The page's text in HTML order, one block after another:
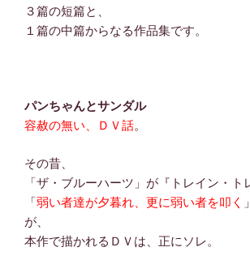
３篇の短篇と、
１篇の中篇からなる作品集です。
パンちゃんとサンダル
容赦の無い、ＤＶ話。
その昔、
「ザ・ブルーハーツ」が『トレイン・ト
「弱い者達が夕暮れ、更に弱い者を叩く
が、
本作で描かれるＤＶは、正にソレ。